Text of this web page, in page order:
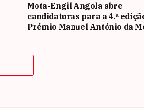
Mota-Engil Angola abre
candidaturas para a 4.ª
Prémio Manuel António da